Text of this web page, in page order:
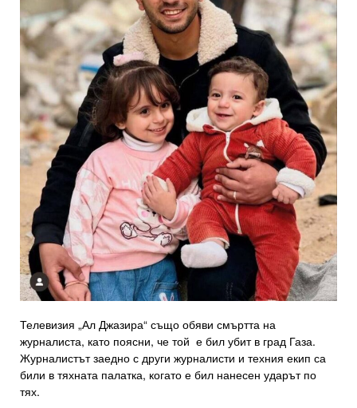
Телевизия „Ал Джазира“ също обяви смъртта на
журналиста, като поясни, че той е бил убит в град Газа.
Журналистът заедно с други журналисти и техния екип са
били в тяхната палатка, когато е бил нанесен ударът по
тях.